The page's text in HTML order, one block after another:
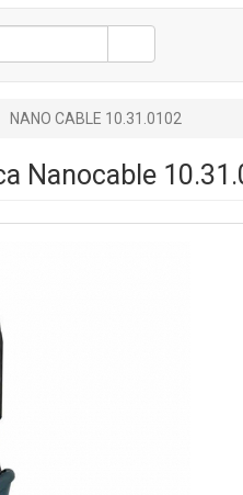
NANO CABLE 10.31.0102
Nanocable